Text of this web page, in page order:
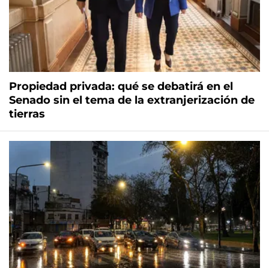
Propiedad privada: qué se debatirá en el
Senado sin el tema de la extranjerización de
tierras